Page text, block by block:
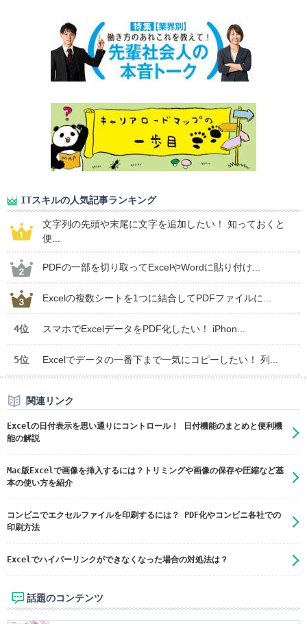
ITスキルの人気記事ランキング
文字列の先頭や末尾に文字を追加したい！ 知っておくと
便...
PDFの一部を切り取ってExcelやWordに貼り付け...
Excelの複数シートを1つに結合してPDFファイルに...
4位 スマホでExcelデータをPDF化したい！ iPhon...
5位 Excelでデータの一番下まで一気にコピーしたい！ 列...
関連リンク
Excelの日付表示を思い通りにコントロール！ 日付機能のまとめと便利機
能の解説
Mac版Excelで画像を挿入するには？トリミングや画像の保存や圧縮など基
本の使い方を紹介
コンビニでエクセルファイルを印刷するには？ PDF化やコンビニ各社での
印刷方法
Excelでハイパーリンクができなくなった場合の対処法は？
話題のコンテンツ